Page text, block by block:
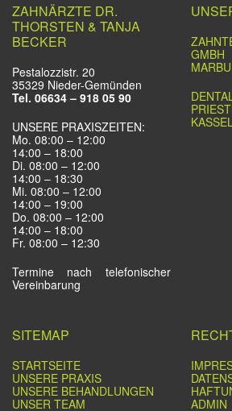
ZAHNÄRZTE DR.
THORSTEN & TANJA
BECKER
Pestalozzistr. 20
35329 Nieder-Gemünden
Tel. 06634 – 918 05 90
UNSERE PRAXISZEITEN:
Mo. 08:00 – 12:00
14:00 – 18:00
Di. 08:00 – 12:00
14:00 – 18:30
Mi. 08:00 – 12:00
14:00 – 19:00
Do. 08:00 – 12:00
14:00 – 18:00
Fr. 08:00 – 12:30
Termine nach telefonischer
Vereinbarung
GMBH
KASSEL
SITEMAP
STARTSEITE
UNSERE PRAXIS
UNSERE BEHANDLUNGEN
UNSER TEAM
ADMIN